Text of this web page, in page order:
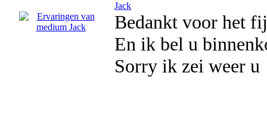
Jack
Bedankt voor het
En ik bel u
Sorry ik zei weer u